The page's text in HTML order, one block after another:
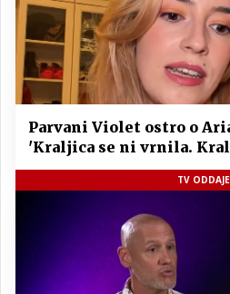
Parvani Violet ostro o
'Kraljica se ni vrnila.
TV ODDAJE